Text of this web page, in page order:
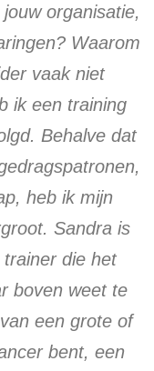
organisatie,
Waarom
vaak niet
ik een training
Behalve dat
heb ik mijn
Sandra is
die het
boven weet te
een grote of
bent, een